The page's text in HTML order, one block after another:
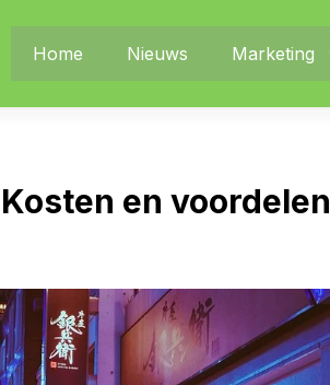
Home Nieuws Marketing
en voordelen